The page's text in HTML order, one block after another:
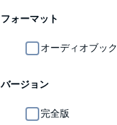
フォーマット
オーディオブック
バージョン
完全版